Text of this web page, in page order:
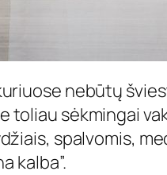
nebūtų
toliau sėkmingai
spalvomis,
kalba”.